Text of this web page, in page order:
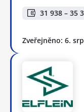
31 938 – 35
Zveřejněno: 6.